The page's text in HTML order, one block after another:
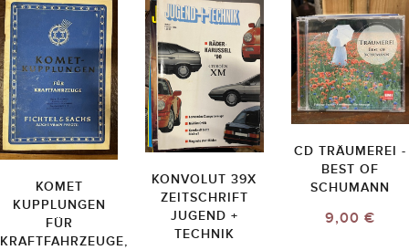
KOMET
KUPPLUNGEN
FÜR
KRAFTFAHRZEUGE,
KONVOLUT 39X
ZEITSCHRIFT
JUGEND +
TECHNIK
CD TRÄUMEREI -
BEST OF
SCHUMANN
9,00 €